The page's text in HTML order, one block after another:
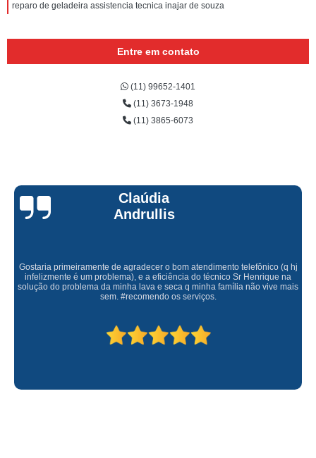
reparo de geladeira assistencia tecnica inajar de souza
Entre em contato
(11) 99652-1401
(11) 3673-1948
(11) 3865-6073
Claúdia
Andrullis
Gostaria primeiramente de agradecer o bom atendimento telefônico (q hj
infelizmente é um problema), e a eficiência do técnico Sr Henrique na
solução do problema da minha lava e seca q minha família não vive mais
sem. #recomendo os serviços.